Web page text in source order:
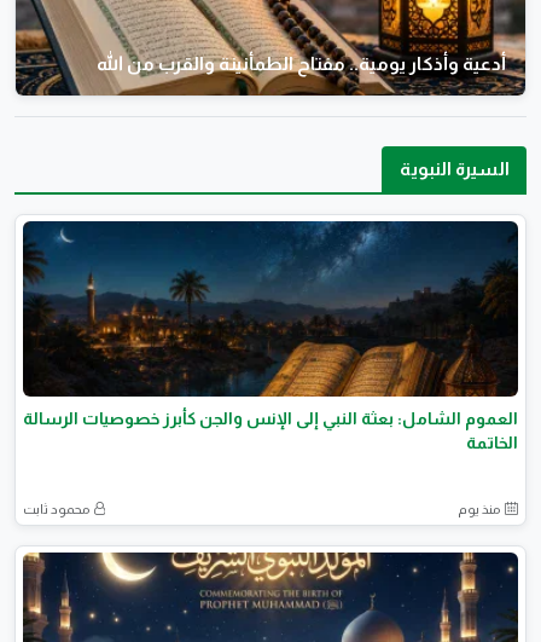
أدعية وأذكار يومية.. مفتاح الطمأنينة والقرب من الله
السيرة النبوية
العموم الشامل: بعثة النبي إلى الإنس والجن كأبرز خصوصيات الرسالة
الخاتمة
منذ يوم محمود ثابت